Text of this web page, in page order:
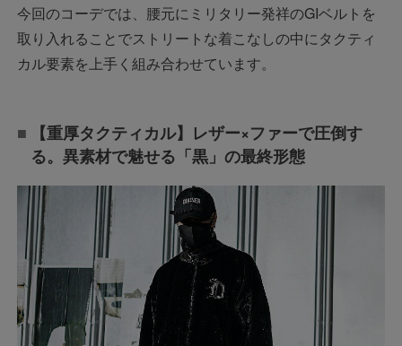
今回のコーデでは、腰元にミリタリー発祥のGIベルトを
取り入れることでストリートな着こなしの中にタクティ
カル要素を上手く組み合わせています。
【重厚タクティカル】レザー×ファーで圧倒す
る。異素材で魅せる「黒」の最終形態